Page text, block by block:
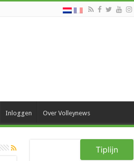
Inloggen Over Volleynews
Tiplijn